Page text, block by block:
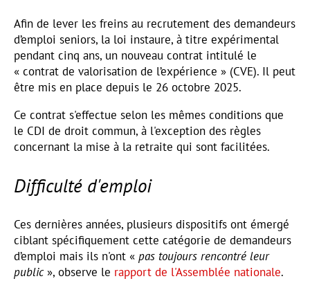
Afin de lever les freins au recrutement des demandeurs
d’emploi seniors, la loi instaure, à titre expérimental
pendant cinq ans, un nouveau contrat intitulé le
« contrat de valorisation de l’expérience » (CVE). Il peut
être mis en place depuis le 26 octobre 2025.
Ce contrat s'effectue selon les mêmes conditions que
le CDI de droit commun, à l'exception des règles
concernant la mise à la retraite qui sont facilitées.
Difficulté d'emploi
Ces dernières années, plusieurs dispositifs ont émergé
ciblant spécifiquement cette catégorie de demandeurs
d’emploi mais ils n'ont « pas toujours rencontré leur
public», observe le rapport de l'Assemblée nationale.